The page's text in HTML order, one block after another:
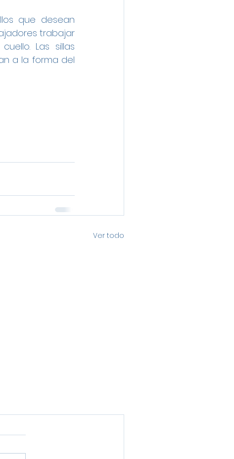
que desean
trabajar
Las sillas
a la forma del
Ver todo